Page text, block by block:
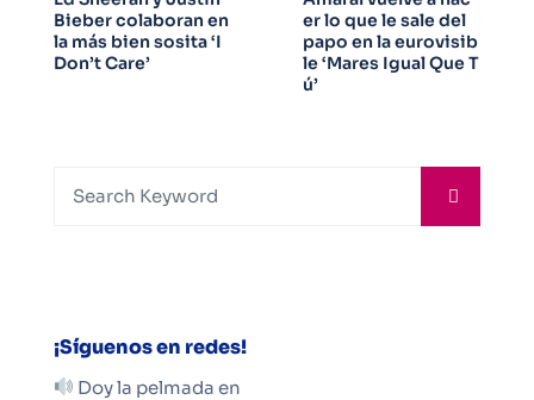
Bieber colaboran en
la más bien sosita ‘I
Don’t Care’
er lo que le sale del
papo en la eurovisib
le ‘Mares Igual Que T
ú’
¡Síguenos en redes!
Doy la pelmada en